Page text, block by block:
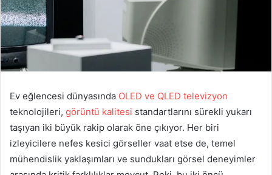
Ev eğlencesi dünyasında OLED ve QLED televizyon
teknolojileri, görüntü kalitesi standartlarını sürekli yukarı
taşıyan iki büyük rakip olarak öne çıkıyor. Her biri
izleyicilere nefes kesici görseller vaat etse de, temel
mühendislik yaklaşımları ve sundukları görsel deneyimler